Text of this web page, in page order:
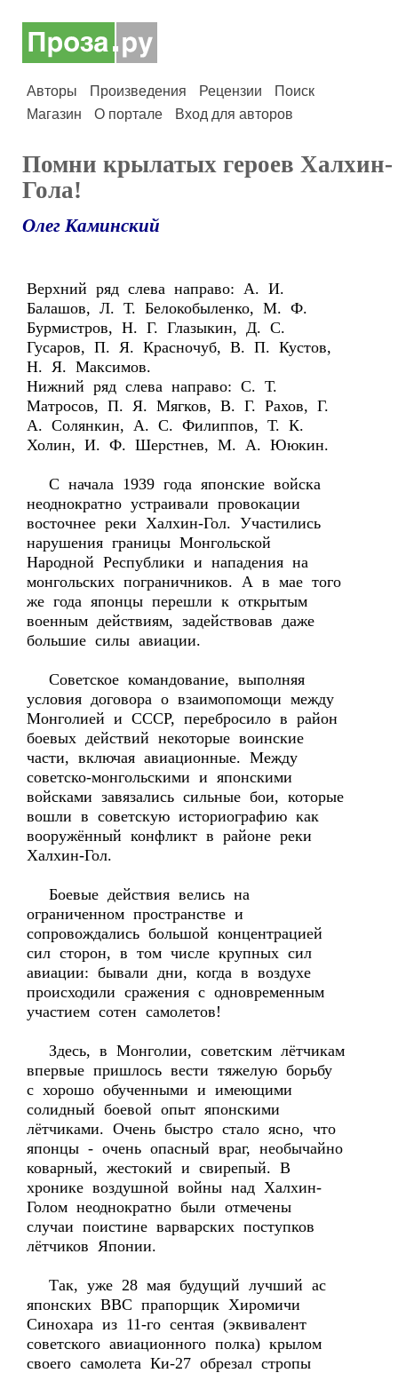
Авторы Произведения Рецензии
Поиск
Магазин
О портале Вход для авторов
Помни крылатых героев Халхин-
Гола!
Олег Каминский
Верхний ряд слева направо: А. И.
Балашов, Л. Т. Белокобыленко, М. Ф.
Бурмистров, Н. Г. Глазыкин, Д. С.
Гусаров, П. Я. Красночуб, В. П. Кустов,
Н. Я. Максимов.
Нижний ряд слева направо: С. Т.
Матросов, П. Я. Мягков, В. Г. Рахов, Г.
А. Солянкин, А. С. Филиппов, Т. К.
Холин, И. Ф. Шерстнев, М. А. Ююкин.
С начала 1939 года японские войска
неоднократно устраивали провокации
восточнее реки Халхин-Гол. Участились
нарушения границы Монгольской
Народной Республики и нападения на
монгольских пограничников. А в мае того
же года японцы перешли к открытым
военным действиям, задействовав даже
большие силы авиации.
Советское командование, выполняя
условия договора о взаимопомощи между
Монголией и СССР, перебросило в район
боевых действий некоторые воинские
части, включая авиационные. Между
советско-монгольскими и японскими
войсками завязались сильные бои, которые
вошли в советскую историографию как
вооружённый конфликт в районе реки
Халхин-Гол.
Боевые действия велись на
ограниченном пространстве и
сопровождались большой концентрацией
сил сторон, в том числе крупных сил
авиации: бывали дни, когда в воздухе
происходили сражения с одновременным
участием сотен самолетов!
Здесь, в Монголии, советским лётчикам
впервые пришлось вести тяжелую борьбу
с хорошо обученными и имеющими
солидный боевой опыт японскими
лётчиками. Очень быстро стало ясно, что
японцы - очень опасный враг, необычайно
коварный, жестокий и свирепый. В
хронике воздушной войны над Халхин-
Голом неоднократно были отмечены
случаи поистине варварских поступков
лётчиков Японии.
Так, уже 28 мая будущий лучший ас
японских ВВС прапорщик Хиромичи
Синохара из 11-го сентая (эквивалент
советского авиационного полка) крылом
своего самолета Ки-27 обрезал стропы